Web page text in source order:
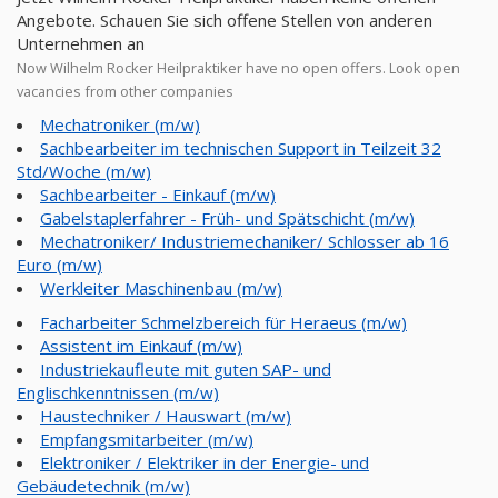
Angebote. Schauen Sie sich offene Stellen von anderen
Unternehmen an
Now Wilhelm Rocker Heilpraktiker have no open offers. Look open
vacancies from other companies
Mechatroniker (m/w)
Sachbearbeiter im technischen Support in Teilzeit 32
Std/Woche (m/w)
Sachbearbeiter - Einkauf (m/w)
Gabelstaplerfahrer - Früh- und Spätschicht (m/w)
Mechatroniker/ Industriemechaniker/ Schlosser ab 16
Euro (m/w)
Werkleiter Maschinenbau (m/w)
Facharbeiter Schmelzbereich für Heraeus (m/w)
Assistent im Einkauf (m/w)
Industriekaufleute mit guten SAP- und
Englischkenntnissen (m/w)
Haustechniker / Hauswart (m/w)
Empfangsmitarbeiter (m/w)
Elektroniker / Elektriker in der Energie- und
Gebäudetechnik (m/w)